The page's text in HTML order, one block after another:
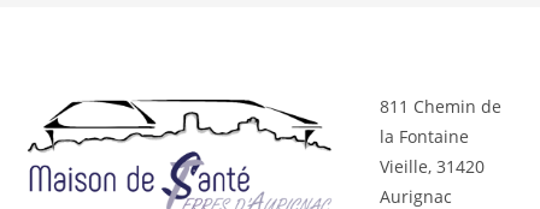
811 Chemin de
la Fontaine
Vieille, 31420
Aurignac